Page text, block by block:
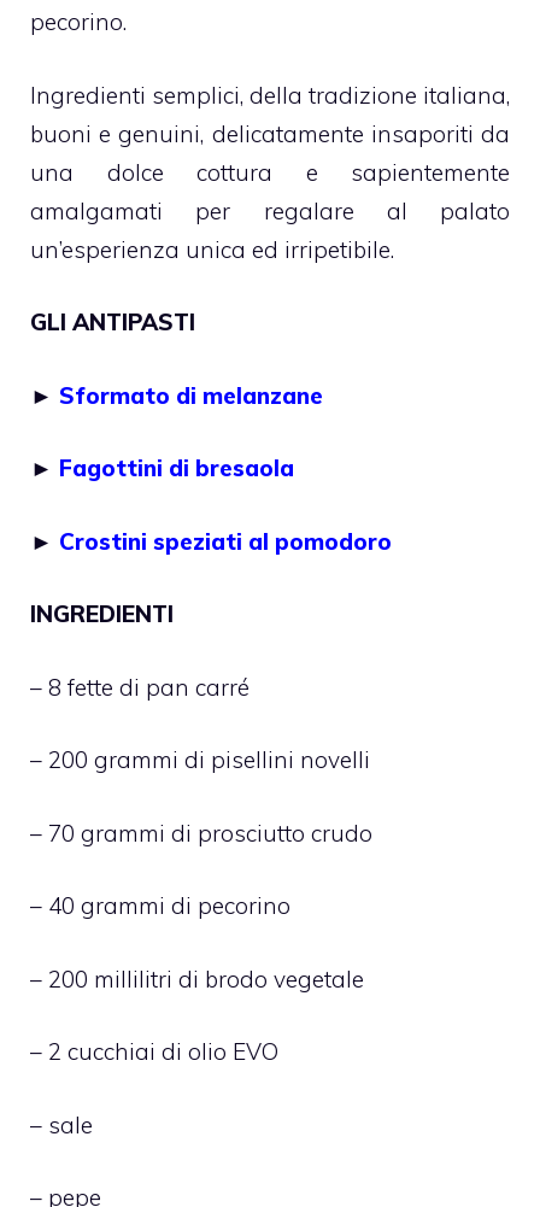
pecorino.
Ingredienti semplici, della tradizione italiana,
buoni e genuini, delicatamente insaporiti da
una dolce cottura e sapientemente
amalgamati per regalare al palato
un’esperienza unica ed irripetibile.
GLI ANTIPASTI
► Sformato di melanzane
► Fagottini di bresaola
► Crostini speziati al pomodoro
INGREDIENTI
– 8 fette di pan carré
– 200 grammi di pisellini novelli
– 70 grammi di prosciutto crudo
– 40 grammi di pecorino
– 200 millilitri di brodo vegetale
– 2 cucchiai di olio EVO
– sale
– pepe